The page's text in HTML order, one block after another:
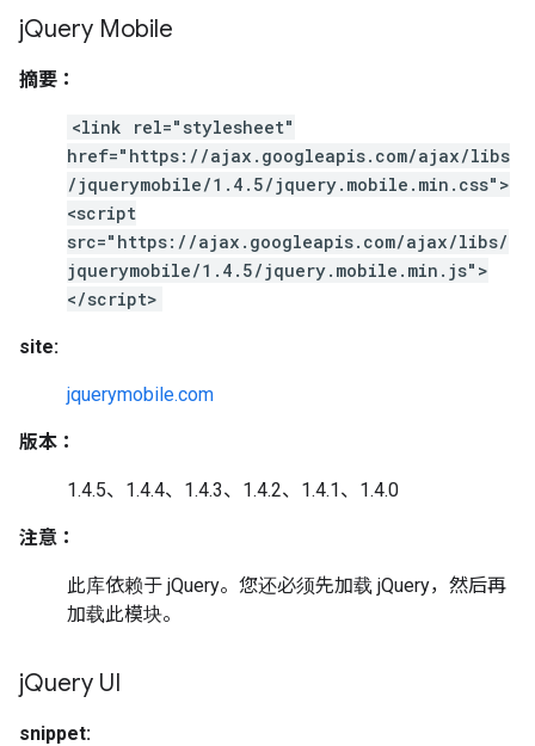
jQuery Mobile
摘要：
<link rel="stylesheet"
href="https://ajax.googleapis.com/ajax/libs
/jquerymobile/1.4.5/jquery.mobile.min.css">
<script
src="https://ajax.googleapis.com/ajax/libs/
jquerymobile/1.4.5/jquery.mobile.min.js">
</script>
site:
jquerymobile.com
版本：
1.4.5、1.4.4、1.4.3、1.4.2、1.4.1、1.4.0
注意：
此库依赖于 jQuery。您还必须先加载 jQuery，然后再
加载此模块。
jQuery UI
snippet: